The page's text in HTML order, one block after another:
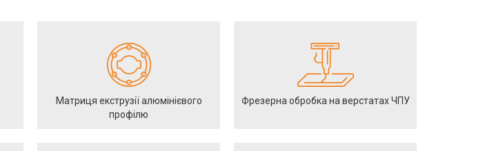
Матриця екструзії алюмінієвого
профілю
Фрезерна обробка на верстатах ЧПУ